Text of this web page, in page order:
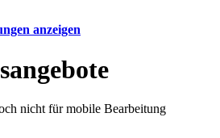
anzeigen
nicht für mobile Bearbeitung